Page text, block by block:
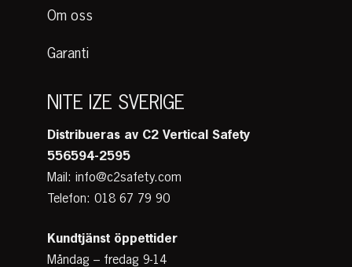
Om oss
Garanti
NITE IZE SVERIGE
Distribueras av C2 Vertical Safety
556594-2595
Mail: info@c2safety.com
Telefon: 018 67 79 90
Kundtjänst öppettider
Måndag – fredag 9-14